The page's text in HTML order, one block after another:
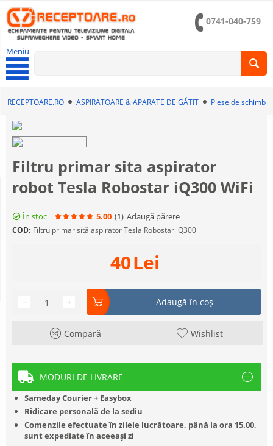
0741-040-759
Meniu
RECEPTOARE.RO ASPIRATOARE & APARATE DE GĂTIT Piese de schimb
Filtru primar sita aspirator
robot Tesla Robostar iQ300 WiFi
În stoc 5.00 (1) Adaugă părere
COD: Filtru primar sită aspirator Tesla Robostar iQ300
40Lei
+
− Adaugă în coș
Compară Wishlist
MODURI DE LIVRARE
Sameday Courier + Easybox
Ridicare personală de la sediu
Comenzile efectuate în zilele lucrătoare, până la ora 15.00,
sunt expediate în aceeași zi